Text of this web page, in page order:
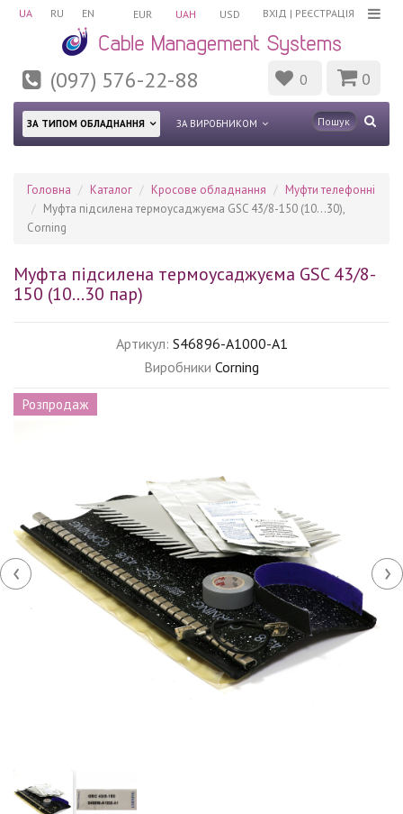
UA RU EN ВХІД | РЕЄСТРАЦІЯ
EUR UAH USD
(097) 576-22-88 0 0
ЗА ТИПОМ ОБЛАДНАННЯ ЗА ВИРОБНИКОМ
Головна Каталог Кросове обладнання
Муфти телефонні
Муфта підсилена термоусаджуєма GSC 43/8-150 (10...30),
Corning
Муфта підсилена термоусаджуєма GSC 43/8-
150 (10...30 пар)
Артикул: S46896-A1000-A1
Виробники Corning
Розпродаж
‹ ›